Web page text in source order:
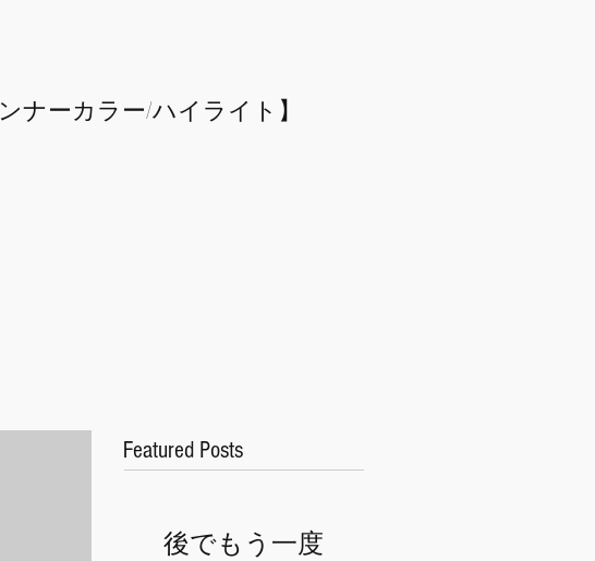
ナーカラー/​ハイライト】
Featured Posts
後でもう一度